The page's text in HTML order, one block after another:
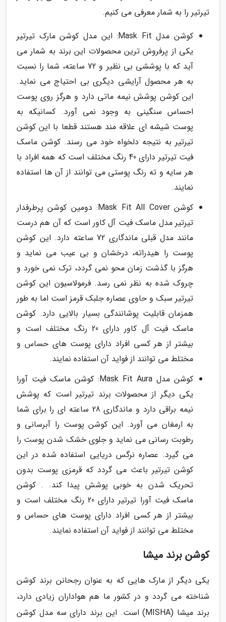
تیرتیر را به شمار معرفی می کنیم.
کوشن مدل Mask Fit: این مدل کوشن مارک تیرتیر
یکی از پرفروش ترین محصولات این برند به شمار می
آید که با پوششی بی نظیر و 72 ساعته، شما را نسبت
به هر محصول آرایشی دیگری بی احتیاج می نماید.
این کوشن پوشش نیمه ماتی دارد و هرگز روی پوست
احساس سنگینی به وجود نمی آورد. کسانیکه به
پوست شیشه ای علاقه مند هستند قطعا با این کوشن
تیرتیر به نتیجه دلخواه خود می رسند. کوشن ماسک
فیت تیرتیر دارای 40 رنگ مختلف است که همه افراد با
هر سایه و ته رنگ پوستی می توانند از آن ها استفاده
نمایند.
کوشن Mask Fit All Cover: دومین کوشن پرطرفدار
تیرتیر مدل ماسک فیت آل کاور است که آن هم درست
مانند مدل قبلی ماندگاری 72 ساعته دارد. این کوشن
پوست را هیدراته، درخشان و بی عیب می نماید و
هرگز با گذشت زمان محو نمی گردد، ترک نمی خورد و
چروک شده به نظر نمی رسد. فرمولاسیون این کوشن
تیرتیر سبک و حاوی عصاره جلبک قرمز است اما به طور
همزمان قابلیت پوشانندگی بسیار بالایی دارد. کوشن
ماسک فیت آل کاور دارای 20 رنگ مختلف است و
بیشتر از هر کسی افراد دارای پوست های حساس و
مختلط می توانند از فواید آن استفاده نمایند.
کوشن مدل Mask Fit Aura: کوشن ماسک فیت آورا
یکی دیگر از محصولات برند تیرتیر است که پوشش
نیمه براقی دارد و ماندگاری 28 ساعته ای را برای شما
به ارمغان می آورد. این کوشن پوست را آبرسانی و
رطوبت رسانی می نماید و جلوی خشک شدن پوست را
می گیرد. عصاره نرگس دریایی استفاده شده در این
کوشن تیرتیر باعث می گردد که قرمزی پوست بدون
تحریک شدن به خوبی پوشش پیدا کند. . کوشن
ماسک فیت آورا تیرتیر دارای 20 رنگ مختلف است و
بیشتر از هر کسی افراد دارای پوست های حساس و
مختلط می توانند از فواید آن استفاده نمایند.
کوشن برند میشا
یکی دیگر از مارک هایی که به عنوان رجحانن برند کوشن
شناخته می گردد و در کشور ما هم هواداران زیادی دارد،
برند میشا (MISHA) است. این برند دارای سه مدل کوشن